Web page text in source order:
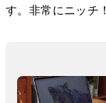
す。非常にニッチ！